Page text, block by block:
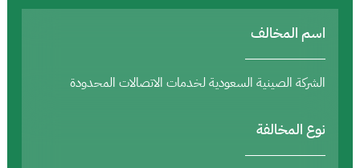
اسم المخالف
الشركة الصينية السعودية لخدمات الاتصالات المحدودة
نوع المخالفة